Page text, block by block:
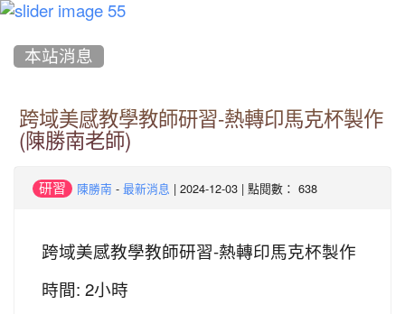
本站消息
跨域美感教學教師研習-熱轉印馬克杯製作
(陳勝南老師)
研習 陳勝南 - 最新消息 | 2024-12-03 | 點閱數： 638
跨域美感教學教師研習-熱轉印馬克杯製作
時間: 2小時